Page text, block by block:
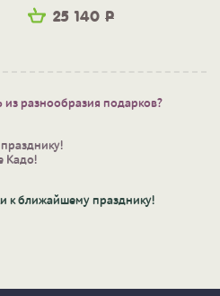
25 140 Р
разнообразия подарков?
Кадо!
к ближайшему празднику!